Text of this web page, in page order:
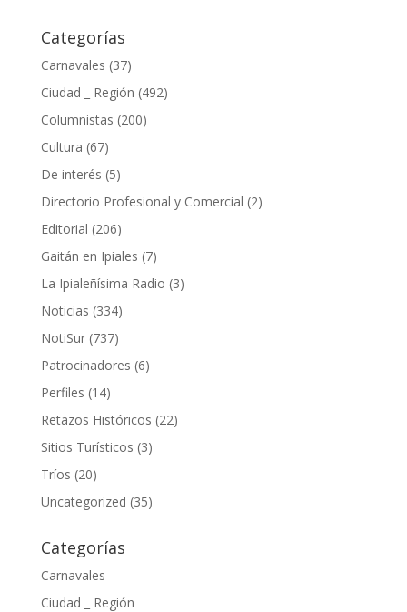
Categorías
Carnavales (37)
Ciudad _ Región (492)
Columnistas (200)
Cultura (67)
De interés (5)
Directorio Profesional y Comercial (2)
Editorial (206)
Gaitán en Ipiales (7)
La Ipialeñísima Radio (3)
Noticias (334)
NotiSur(737)
Patrocinadores (6)
Perfiles (14)
Retazos Históricos (22)
Sitios Turísticos (3)
Tríos (20)
Uncategorized (35)
Categorías
Carnavales
Ciudad _ Región